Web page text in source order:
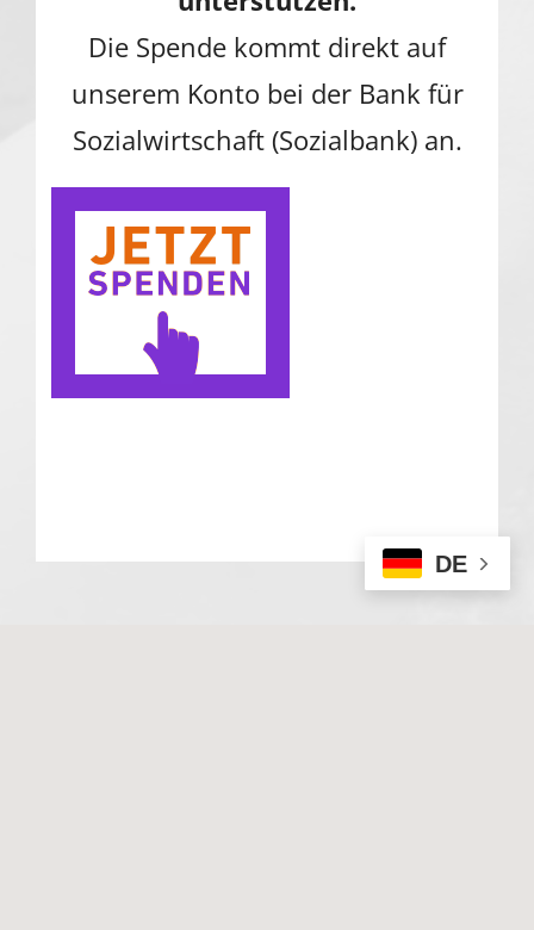
Die Spende kommt direkt auf
unserem Konto bei der Bank für
Sozialwirtschaft (Sozialbank) an.
DE